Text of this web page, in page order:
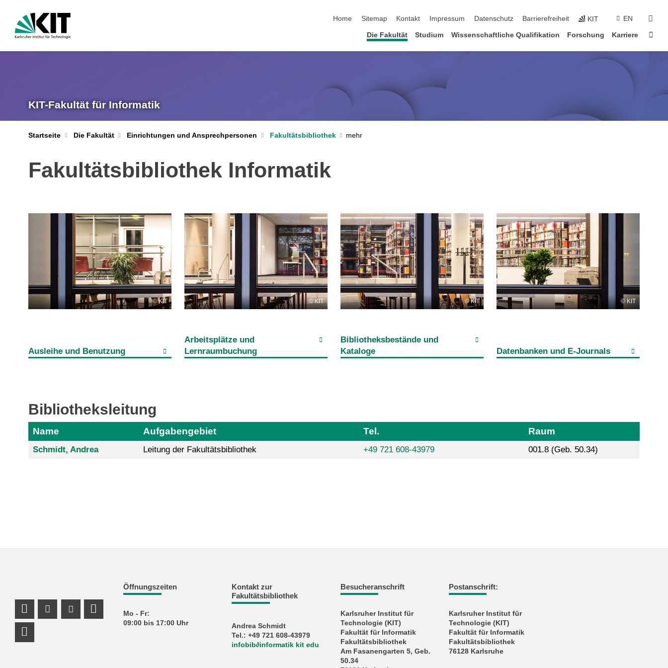
Home
Sitemap Kontakt Impressum Datenschutz Barrierefreiheit KIT EN
Die Fakultät Studium Wissenschaftliche Qualifikation Forschung Karriere
KIT-Fakultät für Informatik
Startseite Die Fakultät Einrichtungen und Ansprechpersonen Fakultätsbibliothek
Fakultätsbibliothek Informatik
KIT
Ausleihe und Benutzung
KIT
Arbeitsplätze und
Lernraumbuchung
KIT
Bibliotheksbestände und
Kataloge
KIT
Datenbanken und E-Journals
Bibliotheksleitung
Name Aufgabengebiet Tel. Raum
Schmidt, Andrea Leitung der Fakultätsbibliothek +49 721 608-43979 001.8 (Geb. 50.34)
Öffnungszeiten
Mo - Fr:
09:00 bis 17:00 Uhr
Kontakt zur
Fakultätsbibliothek
Andrea Schmidt
Tel.: +49 721 608-43979
infobib∂informatik kit edu
Besucheranschrift
Karlsruher Institut für
Technologie (KIT)
Fakultät für Informatik
Fakultätsbibliothek
Am Fasanengarten 5, Geb.
50.34
Postanschrift:
Karlsruher Institut für
Technologie (KIT)
Fakultät für Informatik
Fakultätsbibliothek
76128 Karlsruhe
Profil Mastodon
Instagram Profil
Youtube Profil
LinkedIn Profil
Link_RSS